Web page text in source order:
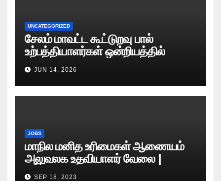
UNCATEGORIZED
சேலம் மாவட்ட கூட்டுறவு பால்
உற்பத்தியாளர்கள் ஒன்றியத்தில்
வேலைவாய்ப்பு அறிவிப்பு 2026
JUN 14, 2026
JOBS
மாநில மனித உரிமைகள் ஆணையம்
அலுவலக உதவியாளர் வேலை |
எழுத்துத் தேர்வு தேதி அறிவிப்பு..?
SEP 18, 2023